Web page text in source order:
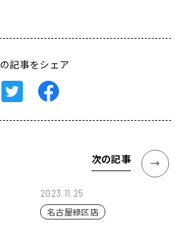
記事をシェア
次の記事
2023.11.25
名古屋緑区店